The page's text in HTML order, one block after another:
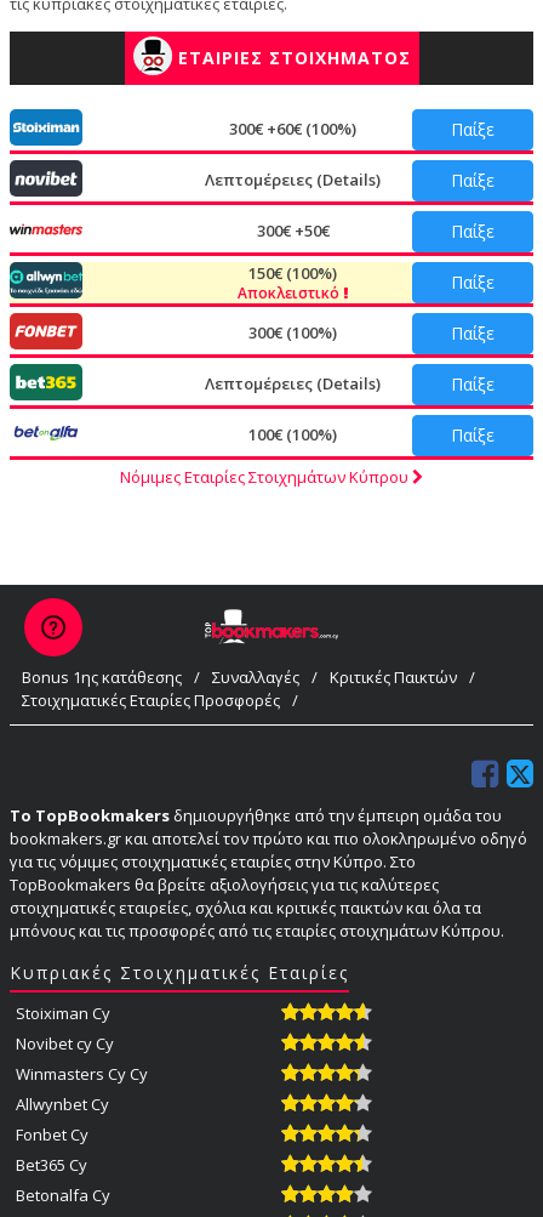
ΕΤΑΙΡΙΕΣ ΣΤΟΙΧΗΜΑΤΟΣ
300€ +60€ (100%) Παίξε
Λεπτομέρειες (Details) Παίξε
300€ +50€ Παίξε
150€ (100%)
Αποκλειστικό Παίξε
300€ (100%) Παίξε
Λεπτομέρειες (Details) Παίξε
100€ (100%) Παίξε
Νόμιμες Εταιρίες Στοιχημάτων Κύπρου
Bonus 1ης κατάθεσης / Συναλλαγές / Κριτικές Παικτών /
Στοιχηματικές Εταιρίες Προσφορές /
Το TopBookmakers δημιουργήθηκε από την έμπειρη ομάδα του
bookmakers.gr και αποτελεί τον πρώτο και πιο ολοκληρωμένο οδηγό
για τις νόμιμες στοιχηματικές εταιρίες στην Κύπρο. Στο
TopBookmakers θα βρείτε αξιολογήσεις για τις καλύτερες
στοιχηματικές εταιρείες, σχόλια και κριτικές παικτών και όλα τα
μπόνους και τις προσφορές από τις εταιρίες στοιχημάτων Κύπρου.
Κυπριακές Στοιχηματικές Εταιρίες
Stoiximan Cy
Novibet cy Cy
Winmasters Cy Cy
Allwynbet Cy
Fonbet Cy
Bet365 Cy
Betonalfa Cy